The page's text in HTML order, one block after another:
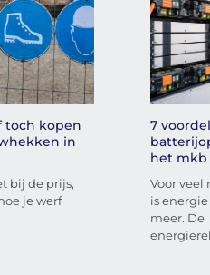
toch kopen
in
bij de prijs,
je werf
7
het mkb
Voor
is
meer. De